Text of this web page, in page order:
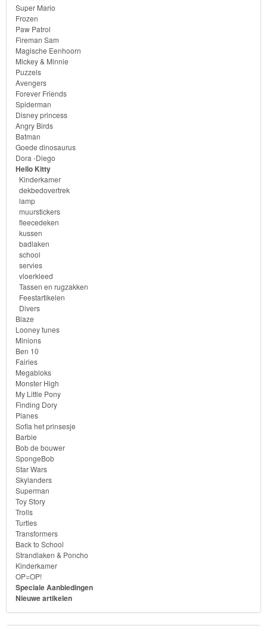
Monster
High
My
Little
Pony
Finding
Dory
Planes
Sofia
het
prinsesje
Barbie
Bob
de
bouwer
SpongeBob
Star
Wars
Skylanders
Superman
Toy
Story
Trolls
Turtles
Transformers
Back
to
School
Super Mario
Frozen
Paw Patrol
Fireman Sam
Magische Eenhoorn
Mickey & Minnie
Puzzels
Avengers
Forever Friends
Spiderman
Disney princess
Angry Birds
Batman
Goede dinosaurus
Dora -Diego
Hello Kitty
Kinderkamer
dekbedovertrek
lamp
muurstickers
fleecedeken
kussen
badlaken
school
servies
vloerkleed
Tassen en rugzakken
Feestartikelen
Divers
Blaze
Looney tunes
Minions
Ben 10
Fairies
Megabloks
Monster High
My Little Pony
Finding Dory
Planes
Sofia het prinsesje
Barbie
Bob de bouwer
SpongeBob
Star Wars
Skylanders
Superman
Toy Story
Trolls
Turtles
Transformers
Back to School
Strandlaken & Poncho
Kinderkamer
OP=OP!
Speciale Aanbiedingen
Nieuwe artikelen